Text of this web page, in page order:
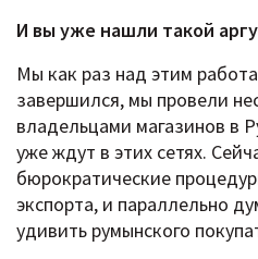
И вы уже нашли такой
Мы как раз над этим
завершился, мы провели
владельцами магазинов в
уже ждут в этих сетях.
бюрократические
экспорта, и параллельно
удивить румынского